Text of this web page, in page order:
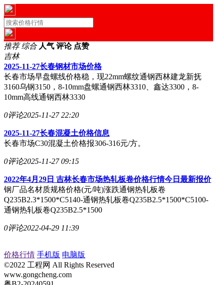
推荐 综合 人气 评论 点赞
吉林
2025-11-27长春钢材市场价格
长春市场早盘螺线价格稳，现22mm螺纹通钢西林建龙新抚
3160乌钢3150，8-10mm盘螺通钢西林3310、鑫达3300，8-
10mm高线通钢西林3330
0评论2025-11-27 22:20
2025-11-27长春混凝土价格信息
长春市场C30混凝土价格报306-316元/方。
0评论2025-11-27 09:15
2022年4月29日 吉林长春市场热轧板卷价格行情今日最新报价
钢厂品名材质规格价格(元/吨)涨跌通钢热轧板卷
Q235B2.3*1500*C5140-通钢热轧板卷Q235B2.5*1500*C5100-
通钢热轧板卷Q235B2.5*1500
0评论2022-04-29 11:39
价格行情 手机版 电脑版
©2022 工程网 All Rights Reserved
www.gongcheng.com